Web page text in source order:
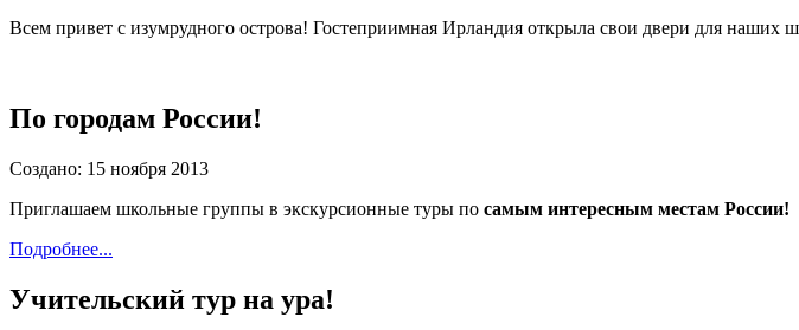
Всем привет с изумрудного острова! Гостеприимная Ирландия открыла свои двери для
По городам России!
Создано: 15 ноября 2013
Приглашаем школьные группы в экскурсионные туры по самым интересным местам России!
Подробнее...
Учительский тур на ура!